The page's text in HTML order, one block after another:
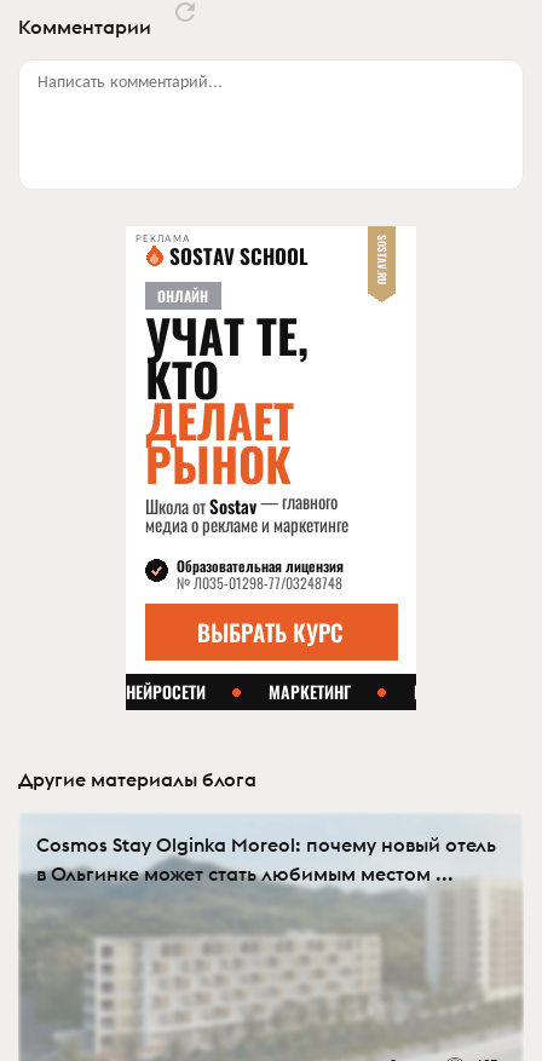
Комментарии
Написать комментарий...
РЕКЛАМА
Другие материалы блога
Cosmos Stay Olginka Moreol: почему новый отель
в Ольгинке может стать любимым местом ...